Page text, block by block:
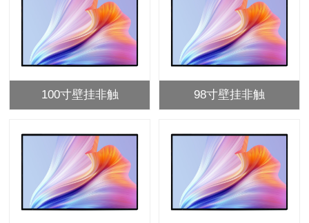
100寸壁挂非触 98寸壁挂非触